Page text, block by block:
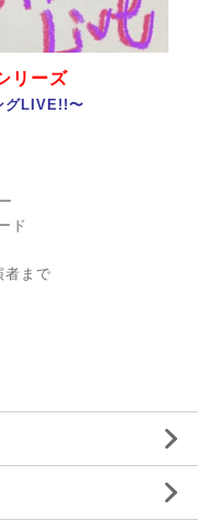
リーズ
グLIVE!!〜
ド
者まで